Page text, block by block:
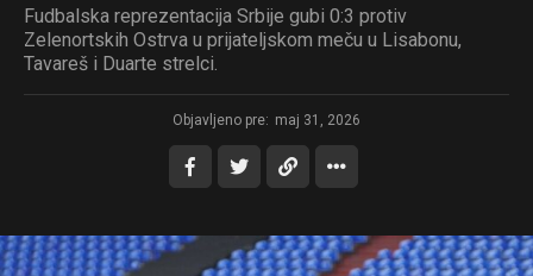
Fudbalska reprezentacija Srbije gubi 0:3 protiv
Zelenortskih Ostrva u prijateljskom meču u Lisabonu,
Tavareš i Duarte strelci.
Objavljeno pre: maj 31, 2026